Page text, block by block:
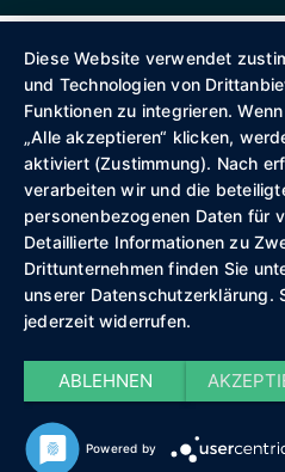
Diese Website verwendet
und Technologien von
Funktionen zu integrieren.
„Alle akzeptieren“ klicken,
aktiviert (Zustimmung). Nach
verarbeiten wir und die
personenbezogenen Daten für
Detaillierte Informationen zu
Drittunternehmen finden Sie
unserer Datenschutzerklärung.
jederzeit widerrufen.
ABLEHNEN
Powered by